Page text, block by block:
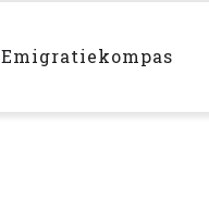
Emigratiekompas